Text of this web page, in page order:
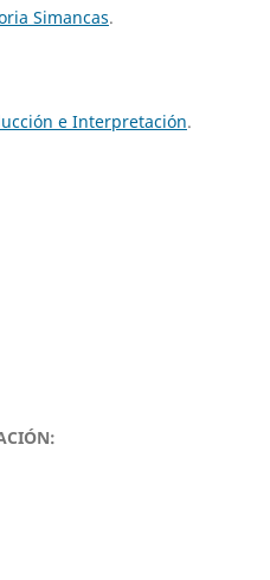
Simancas.
e Interpretación.